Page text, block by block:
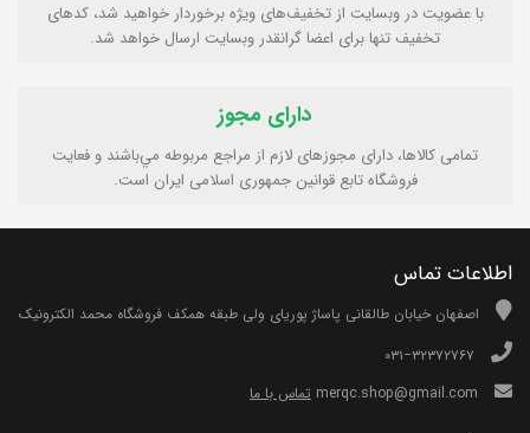
با عضویت در وبسایت از تخفیف‌های ویژه برخوردار خواهید شد، کدهای
تخفیف تنها برای اعضا گرانقدر وبسایت ارسال خواهد شد.
دارای مجوز
تمامی كالاها، دارای مجوزهای لازم از مراجع مربوطه مي‌باشند و فعایت
فروشگاه تابع قوانين جمهوری اسلامی ايران است.
اطلاعات تماس
اصفهان خیابان طالقانی پاساژ پوریای ولی طبقه همکف فروشگاه محمد الکترونیک
تماس با ما